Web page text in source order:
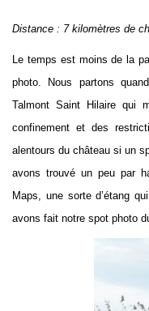
Distance : 7 kilomètres de
Le temps est moins de la
photo. Nous partons
Talmont Saint Hilaire qui
confinement et des
alentours du château si un
avons trouvé un peu par
Maps, une sorte d’étang
avons fait notre spot photo